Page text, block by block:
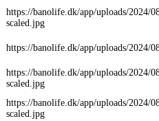
https://banolife.dk/app/uploads/2024/
scaled.jpg
https://banolife.dk/app/uploads/2024/
https://banolife.dk/app/uploads/2024/
scaled.jpg
https://banolife.dk/app/uploads/2024/
scaled.jpg